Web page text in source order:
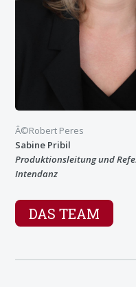
Â©Robert Peres
Sabine Pribil
Produktionsleitung und
Intendanz
DAS TEAM